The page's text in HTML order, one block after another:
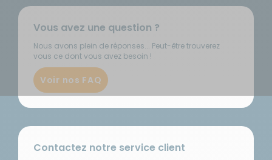
Vous avez une question ?
Nous avons plein de réponses... Peut-être trouverez
vous ce dont vous avez besoin !
Voir nos FAQ
Contactez notre service client